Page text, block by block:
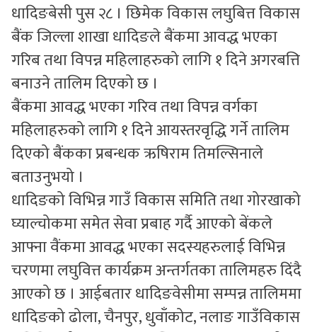
सुचनाहरु
स्वास्थ्य
भिडियो
धादिङबेसी पुस २८ । छिमेक विकास लघुबित्त विकास
बैंक जिल्ला शाखा धादिङले बैंकमा आवद्ध भएका
गरिब तथा विपन्न महिलाहरुको लागि १ दिने अगरबत्ति
बनाउने तालिम दिएको छ ।
बैंकमा आवद्ध भएका गरिव तथा विपन्न वर्गका
महिलाहरुको लागि १ दिने आयस्तरवृद्धि गर्ने तालिम
दिएको बैंकका प्रबन्धक ऋषिराम तिमल्सिनाले
बताउनुभयो ।
धादिङको विभिन्न गाउँ विकास समिति तथा गोरखाको
घ्याल्चोकमा समेत सेवा प्रबाह गर्दै आएको बेंकले
आफ्ना वैंकमा आवद्ध भएका सदस्यहरुलाई विभिन्न
चरणमा लघुवित्त कार्यक्रम अन्तर्गतका तालिमहरु दिंदै
आएको छ । आईबतार धादिङवेसीमा सम्पन्न तालिममा
धादिङको ढोला, चैनपुर, धुवाँकोट, नलाङ गाउँविकास